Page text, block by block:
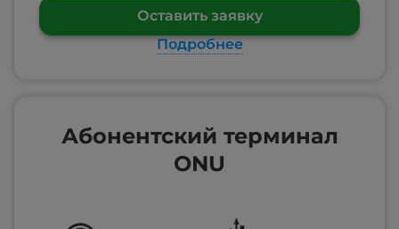
Оставить заявку
Подробнее
Абонентский терминал
ONU